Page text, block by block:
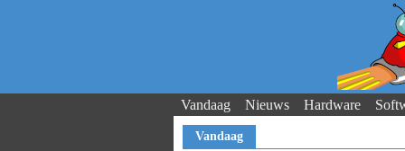
Vandaag Nieuws Hardware
Vandaag